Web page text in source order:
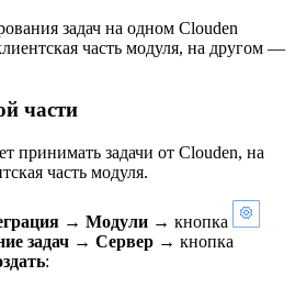
задач на одном Clouden
часть модуля, на другом —
части
принимать задачи от Clouden, на
часть модуля.
→ Модули → кнопка
задач → Сервер → кнопка
: